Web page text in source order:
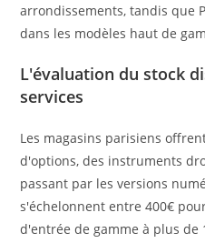
arrondissements, tandis que
dans les modèles haut de
L'évaluation du stock
services
Les magasins parisiens
d'options, des instruments
passant par les versions
s'échelonnent entre 400€
d'entrée de gamme à plus de